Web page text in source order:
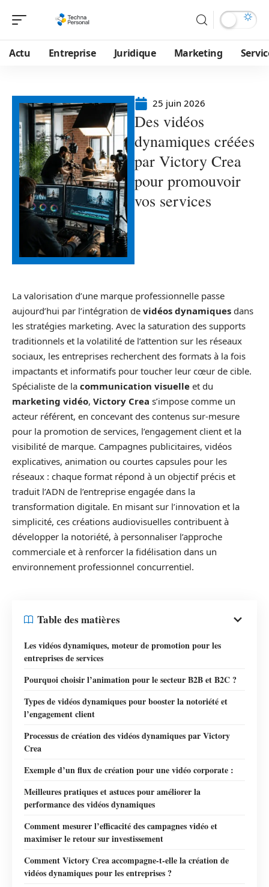
Actu Entreprise Juridique Marketing
25 juin 2026
Des vidéos
dynamiques créées
par Victory Crea
pour promouvoir
vos services
La valorisation d’une marque professionnelle passe
aujourd’hui par l’intégration de vidéos dynamiques dans
les stratégies marketing. Avec la saturation des supports
traditionnels et la volatilité de l’attention sur les réseaux
sociaux, les entreprises recherchent des formats à la fois
impactants et informatifs pour toucher leur cœur de cible.
Spécialiste de la communication visuelle et du
marketing vidéo, Victory Crea s’impose comme un
acteur référent, en concevant des contenus sur-mesure
pour la promotion de services, l’engagement client et la
visibilité de marque. Campagnes publicitaires, vidéos
explicatives, animation ou courtes capsules pour les
réseaux : chaque format répond à un objectif précis et
traduit l’ADN de l’entreprise engagée dans la
transformation digitale. En misant sur l’innovation et la
simplicité, ces créations audiovisuelles contribuent à
développer la notoriété, à personnaliser l’approche
commerciale et à renforcer la fidélisation dans un
environnement professionnel concurrentiel.
Table des matières
Les vidéos dynamiques, moteur de promotion pour les
entreprises de services
Pourquoi choisir l’animation pour le secteur B2B et B2C ?
Types de vidéos dynamiques pour booster la notoriété et
l’engagement client
Processus de création des vidéos dynamiques par Victory
Crea
Exemple d’un flux de création pour une vidéo corporate :
Meilleures pratiques et astuces pour améliorer la
performance des vidéos dynamiques
Comment mesurer l’efficacité des campagnes vidéo et
maximiser le retour sur investissement
Comment Victory Crea accompagne-t-elle la création de
vidéos dynamiques pour les entreprises ?